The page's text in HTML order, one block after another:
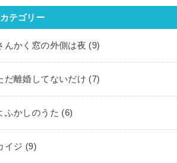
カテゴリー
んかく窓の外側は夜 (9)
だ離婚してないだけ (7)
ふかしのうた (6)
イジ (9)